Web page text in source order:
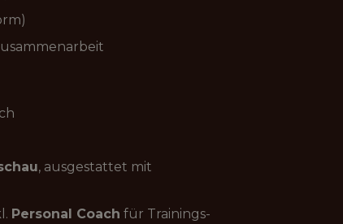
, ausgestattet mit
Personal Coach für Trainings-